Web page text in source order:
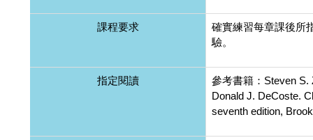
課程要求
確實練習每章課後所
驗。
指定閱讀
參考書籍：Steven S.
Donald J. DeCoste.
seventh edition,